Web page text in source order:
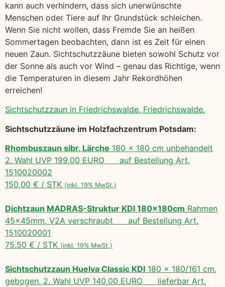
kann auch verhindern, dass sich unerwünschte
Menschen oder Tiere auf Ihr Grundstück schleichen.
Wenn Sie nicht wollen, dass Fremde Sie an heißen
Sommertagen beobachten, dann ist es Zeit für einen
neuen Zaun. Sichtschutzzäune bieten sowohl Schutz vor
der Sonne als auch vor Wind – genau das Richtige, wenn
die Temperaturen in diesem Jahr Rekordhöhen
erreichen!
Sichtschutzzaun in Friedrichswalde, Friedrichswalde.
Sichtschutzzäune im Holzfachzentrum Potsdam:
Rhombuszaun sibr. Lärche 180 x 180 cm unbehandelt
2. Wahl UVP 199,00 EURO auf Bestellung Art.
1510020002
150,00 € / STK (inkl. 19% MwSt.)
Dichtzaun MADRAS-Struktur KDI 180x180cm Rahmen
45x45mm, V2A verschraubt auf Bestellung Art.
1510020001
75,50 € / STK (inkl. 19% MwSt.)
Sichtschutzzaun Huelva Classic KDI 180 x 180/161 cm,
gebogen, 2. Wahl UVP 140,00 EURO lieferbar Art.